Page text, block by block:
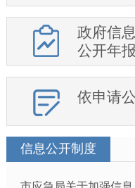
政府信息
公开年报
依申请
信息公开制度